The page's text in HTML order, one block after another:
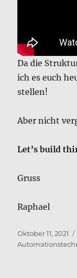
Da die
ich es euch
stellen!
Aber nicht
Let’s build
Gruss
Raphael
Veröffentlicht
am
Oktober 11, 2021